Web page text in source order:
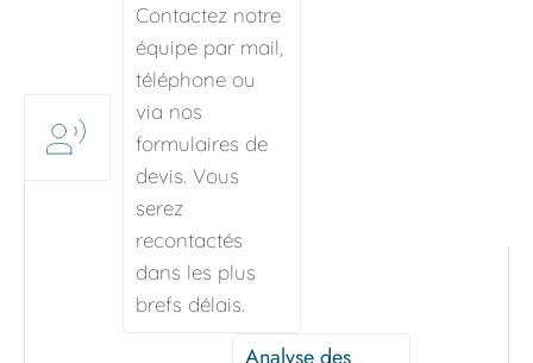
Contactez notre
équipe par mail,
téléphone ou
via nos
formulaires de
devis. Vous
serez
recontactés
dans les plus
brefs délais.